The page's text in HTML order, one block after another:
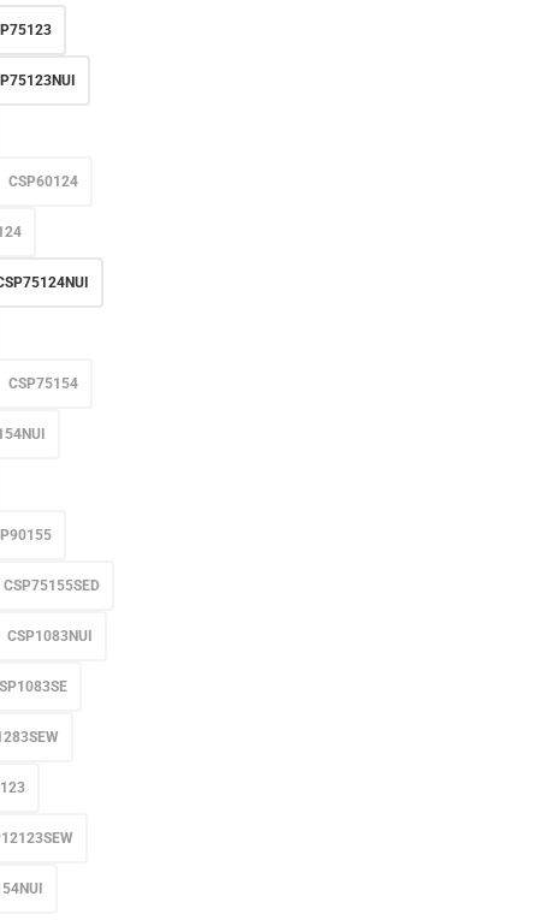
CSP60124
CSP75154
CSP75155SED
CSP1083NUI